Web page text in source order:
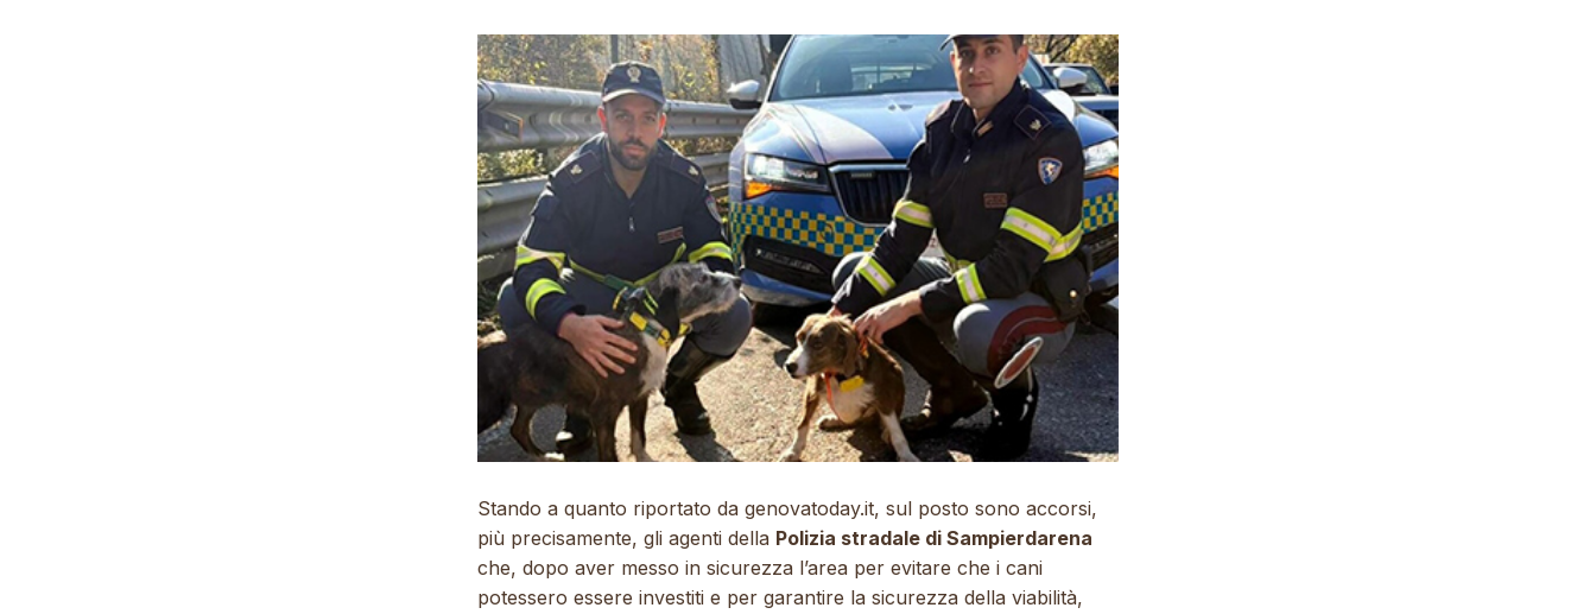
Stando a quanto riportato da genovatoday.it, sul posto sono accorsi,
più precisamente, gli agenti della Polizia stradale di Sampierdarena
che, dopo aver messo in sicurezza l’area per evitare che i cani
potessero essere investiti e per garantire la sicurezza della viabilità,